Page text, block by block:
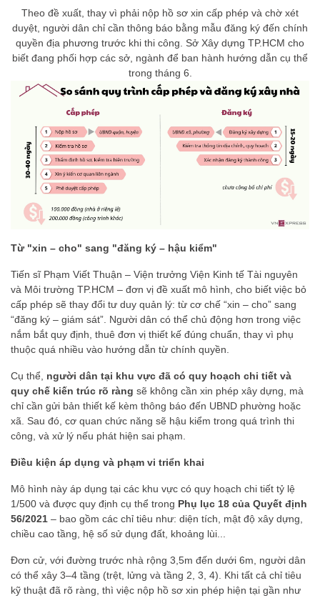
Theo đề xuất, thay vì phải nộp hồ sơ xin cấp phép và chờ xét
duyệt, người dân chỉ cần thông báo bằng mẫu đăng ký đến chính
quyền địa phương trước khi thi công. Sở Xây dựng TP.HCM cho
biết đang phối hợp các sở, ngành để ban hành hướng dẫn cụ thể
trong tháng 6.
Từ "xin – cho" sang "đăng ký – hậu kiểm"
Tiến sĩ Phạm Viết Thuận – Viện trưởng Viện Kinh tế Tài nguyên
và Môi trường TP.HCM – đơn vị đề xuất mô hình, cho biết việc bỏ
cấp phép sẽ thay đổi tư duy quản lý: từ cơ chế “xin – cho” sang
“đăng ký – giám sát”. Người dân có thể chủ động hơn trong việc
nắm bắt quy định, thuê đơn vị thiết kế đúng chuẩn, thay vì phụ
thuộc quá nhiều vào hướng dẫn từ chính quyền.
Cụ thể, người dân tại khu vực đã có quy hoạch chi tiết và
quy chế kiến trúc rõ ràng sẽ không cần xin phép xây dựng, mà
chỉ cần gửi bản thiết kế kèm thông báo đến UBND phường hoặc
xã. Sau đó, cơ quan chức năng sẽ hậu kiểm trong quá trình thi
công, và xử lý nếu phát hiện sai phạm.
Điều kiện áp dụng và phạm vi triển khai
Mô hình này áp dụng tại các khu vực có quy hoạch chi tiết tỷ lệ
1/500 và được quy định cụ thể trong Phụ lục 18 của Quyết định
56/2021 – bao gồm các chỉ tiêu như: diện tích, mật độ xây dựng,
chiều cao tầng, hệ số sử dụng đất, khoảng lùi...
Đơn cử, với đường trước nhà rộng 3,5m đến dưới 6m, người dân
có thể xây 3–4 tầng (trệt, lửng và tầng 2, 3, 4). Khi tất cả chỉ tiêu
kỹ thuật đã rõ ràng, thì việc nộp hồ sơ xin phép hiện tại gần như